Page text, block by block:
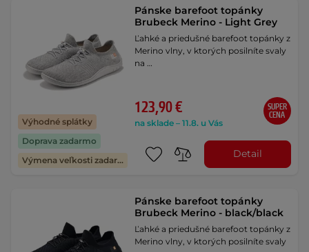
Výhodné splátky
Doprava zadarmo
Výmena veľkosti zadarmo
Pánske barefoot topánky
Brubeck Merino - Light Grey
Ľahké a priedušné barefoot topánky z
Merino vlny, v ktorých posilníte svaly
na …
123,90 €
na sklade – 11.8. u Vás
SUPER
CENA
Detail
Pánske barefoot topánky
Brubeck Merino - black/black
Ľahké a priedušné barefoot topánky z
Merino vlny, v ktorých posilníte svaly